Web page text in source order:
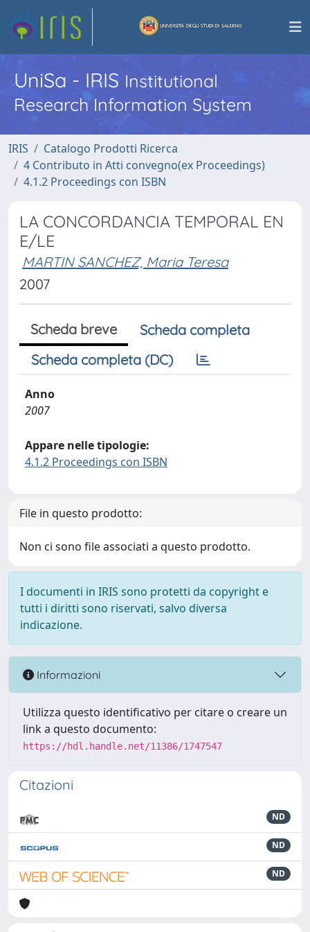
UniSa - IRISInstitutional
Research Information System
IRIS
Catalogo Prodotti Ricerca
4 Contributo in Atti convegno(ex Proceedings)
4.1.2 Proceedings con ISBN
LA CONCORDANCIA TEMPORAL EN
E/LE
MARTIN SANCHEZ, Maria Teresa
2007
Scheda breve
Scheda completa
Scheda completa (DC)
Anno
2007
Appare nelle tipologie:
4.1.2 Proceedings con ISBN
File in questo prodotto:
Non ci sono file associati a questo prodotto.
I documenti in IRIS sono protetti da copyright e
tutti i diritti sono riservati, salvo diversa
indicazione.
Informazioni
Utilizza questo identificativo per citare o creare un
link a questo documento:
https://hdl.handle.net/11386/1747547
Citazioni
ND
ND
ND